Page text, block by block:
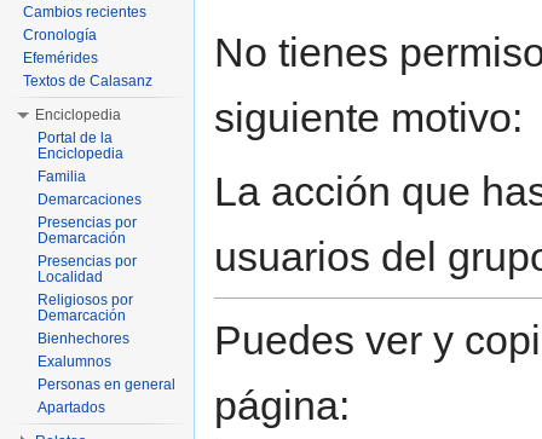
No tienes
siguiente motivo:
La acción que
usuarios del
Puedes ver y
página:
Cambios recientes
Cronología
Efemérides
Textos de Calasanz
Enciclopedia
Portal de la
Enciclopedia
Familia
Demarcaciones
Presencias por
Demarcación
Presencias por
Localidad
Religiosos por
Demarcación
Bienhechores
Exalumnos
Personas en general
Apartados